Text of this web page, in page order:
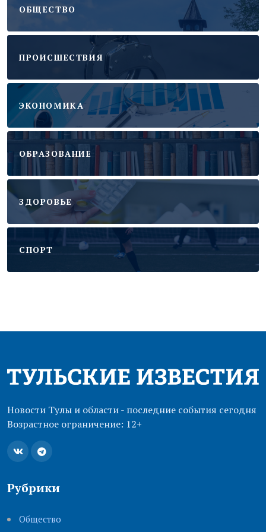
ОБЩЕСТВО
ПРОИСШЕСТВИЯ
ЭКОНОМИКА
ОБРАЗОВАНИЕ
ЗДОРОВЬЕ
CПОРТ
Новости Тулы и области - последние события сегодня
Возрастное ограничение: 12+
Рубрики
Общество